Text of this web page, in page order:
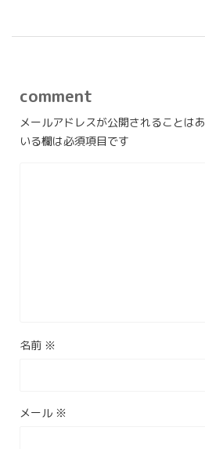
comment
メールアドレスが公開されることはあ
いる欄は必須項目です
名前 ※
メール ※